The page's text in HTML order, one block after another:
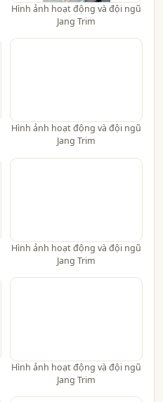
Hình ảnh hoạt động và đội ngũ
Jang Trim
Hình ảnh hoạt động và đội ngũ
Jang Trim
Hình ảnh hoạt động và đội ngũ
Jang Trim
Hình ảnh hoạt động và đội ngũ
Jang Trim